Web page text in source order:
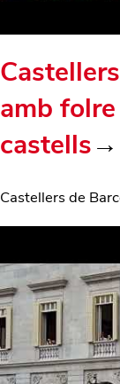
amb
castells→
Castellers de